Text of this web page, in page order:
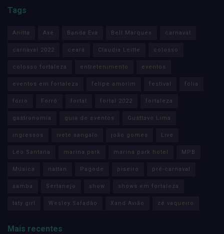
Tags
Anitta Axé Banda Eva Bell Marques carnaval
carnaval 2022 ceará Claudia Leitte colosso
colosso fortaleza entretenimento eventos
eventos em fortaleza felipe amorim festival folia
forro Forró fortal fortal 2022 fortaleza
gastronomia guia de eventos Gusttavo Lima
ingressos ivete sangalo joão gomes Live
Léo Santana marina park marina park hotel MPB
Música nattan Pagode piseiro pré-carnaval
samba Sertanejo show shows em fortaleza
taty girl Wesley Safadão Xand Avião zé vaqueiro
Mais recentes